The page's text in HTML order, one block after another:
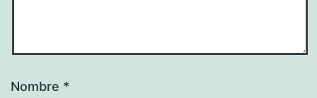
Nombre *